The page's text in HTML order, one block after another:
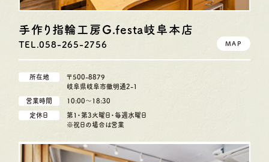
手作り指輪工房G.festa岐阜本店
TEL.058-265-2756 MAP
所在地
〒500-8879
岐阜県岐阜市徹明通2-1
営業時間 10:00〜18:30
定休日
第1・第3火曜日・毎週水曜日
※祝日の場合は営業